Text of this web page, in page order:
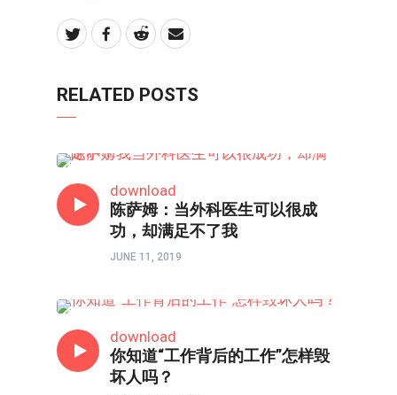
RELATED POSTS
download
陈萨姆：当外科医生可以很成
功，却满足不了我
JUNE 11, 2019
download
你知道“工作背后的工作”怎样毁
坏人吗？